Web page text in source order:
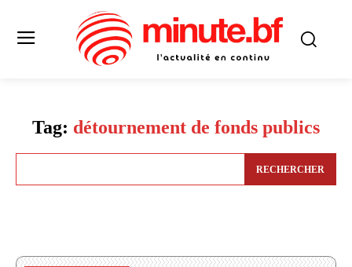
Tag: détournement de fonds publics
RECHERCHER